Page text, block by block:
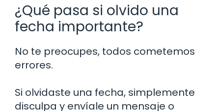
¿Qué pasa si olvido una
fecha importante?
No te preocupes, todos cometemos
errores.
Si olvidaste una fecha, simplemente
disculpa y envíale un mensaje o